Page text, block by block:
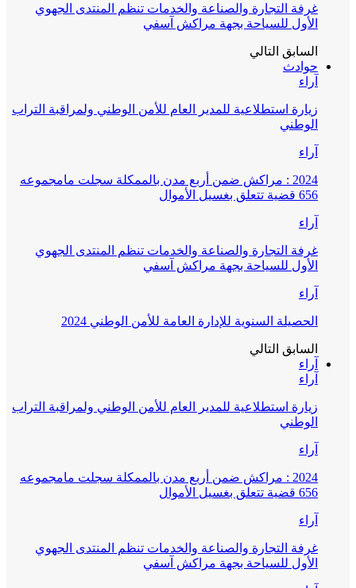
غرفة التجارة والصناعة والخدمات تنظم المنتدى الجهوي
الأول للسياحة بجهة مراكش آسفي
السابق التالي
حوادث
آراء
زيارة استطلاعية للمدير العام للأمن الوطني ولمراقبة التراب
الوطني
آراء
2024 : مراكش ضمن أربع مدن بالممكلة سجلت مامجموعه
656 قضية تتعلق بغسيل الأموال
آراء
غرفة التجارة والصناعة والخدمات تنظم المنتدى الجهوي
الأول للسياحة بجهة مراكش آسفي
آراء
الحصيلة السنوية للإدارة العامة للأمن الوطني 2024
السابق التالي
آراء
آراء
زيارة استطلاعية للمدير العام للأمن الوطني ولمراقبة التراب
الوطني
آراء
2024 : مراكش ضمن أربع مدن بالممكلة سجلت مامجموعه
656 قضية تتعلق بغسيل الأموال
آراء
غرفة التجارة والصناعة والخدمات تنظم المنتدى الجهوي
الأول للسياحة بجهة مراكش آسفي